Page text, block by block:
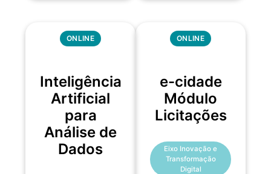
ONLINE
Inteligência
Artificial
para
Análise de
Dados
ONLINE
e-cidade
Módulo
Licitações
Eixo Inovação e
Transformação
Digital